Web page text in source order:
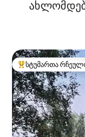
სტუმართა რჩეული
სტუმართა